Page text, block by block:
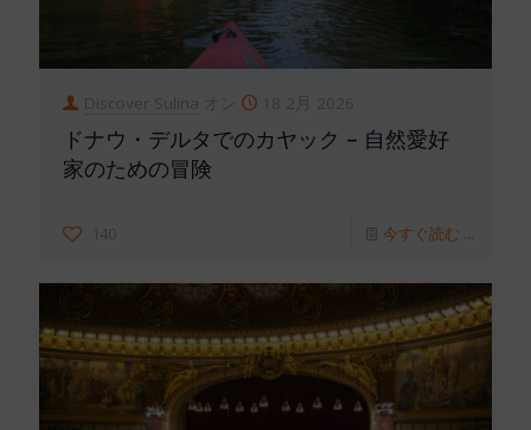
Discover Sulina 18 2月 2026
ドナウ・デルタでのカヤック – 自然愛好
家のための冒険
140 今すぐ読む ...